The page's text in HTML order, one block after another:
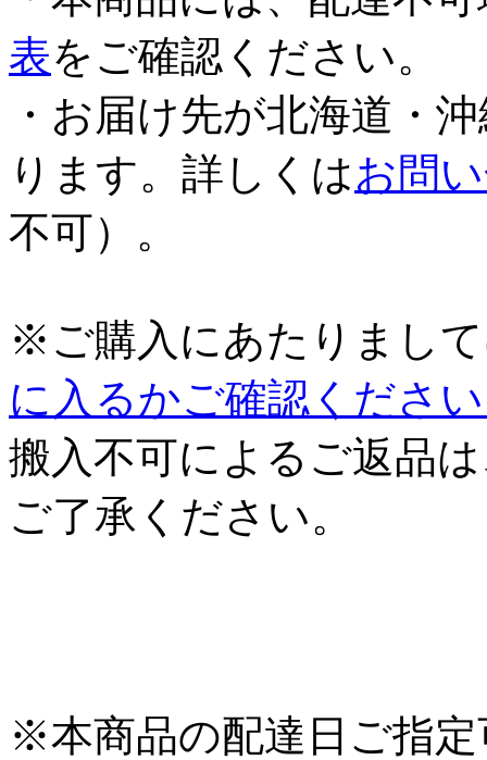
表をご確認ください。
・お届け先が北海道・
ります。詳しくはお問
不可）。
※ご購入にあたりまし
に入るかご確認くださ
搬入不可によるご返品
ご了承ください。
※本商品の配達日ご指